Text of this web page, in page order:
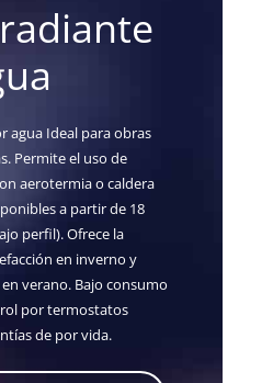
agua Ideal para obras
Permite el uso de
aerotermia o caldera
a partir de 18
perfil). Ofrece la
en inverno y
verano. Bajo consumo
por termostatos
de por vida.